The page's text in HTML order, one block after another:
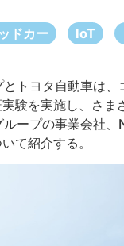
ドカー IoT
トヨタ自動車は
験を実施し、さ
ープの事業会社
て紹介する。